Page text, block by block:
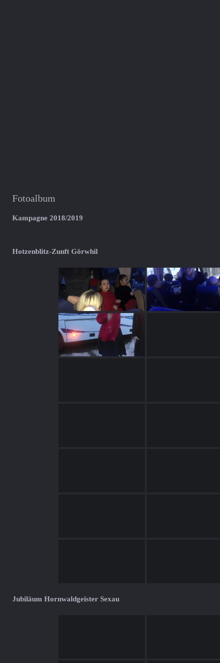
Fotoalbum
Kampagne 2018/2019
Hotzenblitz-Zunft Görwhil
Jubiläum Hornwaldgeister Sexau